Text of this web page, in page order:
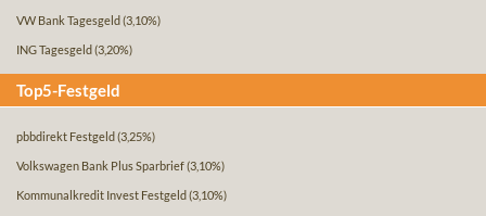
VW Bank Tagesgeld (3,10%)
ING Tagesgeld (3,20%)
Top5-Festgeld
pbbdirekt Festgeld (3,25%)
Volkswagen Bank Plus Sparbrief(3,10%)
Kommunalkredit Invest Festgeld (3,10%)